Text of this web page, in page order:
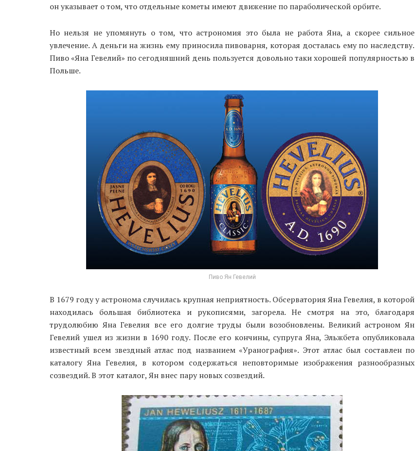
он указывает о том, что отдельные кометы имеют движение по параболической орбите.
Но нельзя не упомянуть о том, что астрономия это была не работа Яна, а скорее сильное
увлечение. А деньги на жизнь ему приносила пивоварня, которая досталась ему по наследству.
Пиво «Яна Гевелий» по сегодняшний день пользуется довольно таки хорошей популярностью в
Польше.
Пиво Ян Гевелий
В 1679 году у астронома случилась крупная неприятность. Обсерватория Яна Гевелия, в которой
находилась большая библиотека и рукописями, загорела. Не смотря на это, благодаря
трудолюбию Яна Гевелия все его долгие труды были возобновлены. Великий астроном Ян
Гевелий ушел из жизни в 1690 году. После его кончины, супруга Яна, Эльжбета опубликовала
известный всем звездный атлас под названием «Уранография». Этот атлас был составлен по
каталогу Яна Гевелия, в котором содержаться неповторимые изображения разнообразных
созвездий. В этот каталог, Ян внес пару новых созвездий.